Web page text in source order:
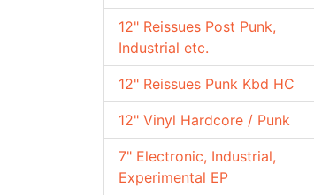
12" Reissues Post Punk,
Industrial etc.
12" Reissues Punk Kbd HC
12" Vinyl Hardcore / Punk
7" Electronic, Industrial,
Experimental EP